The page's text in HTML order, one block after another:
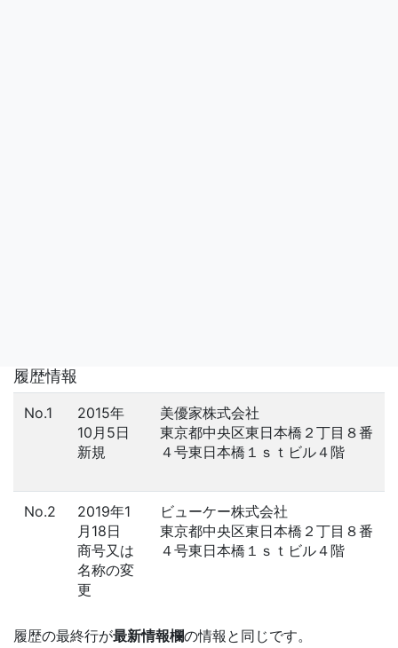
履歴情報
No.1
2015年
10月5日
新規
美優家株式会社
東京都中央区東日本橋２丁目８番
４号東日本橋１ｓｔビル４階
No.2
2019年1
月18日
商号又は
名称の変
更
ビューケー株式会社
東京都中央区東日本橋２丁目８番
４号東日本橋１ｓｔビル４階
履歴の最終行が最新情報欄の情報と同じです。